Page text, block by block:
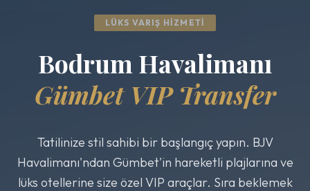
LÜKS VARIŞ HIZMETI
Bodrum Havalimanı
Gümbet VIP Transfer
Tatilinize stil sahibi bir başlangıç yapın. BJV
Havalimanı'ndan Gümbet'in hareketli plajlarına ve
lüks otellerine size özel VIP araçlar. Sıra beklemek